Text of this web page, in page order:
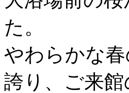
た。
やわらかな
誇り、ご来